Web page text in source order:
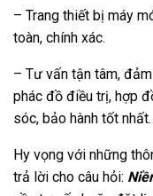
– Trang thiết bị máy
toàn, chính xác.
– Tư vấn tận tâm,
phác đồ điều trị, hợp
sóc, bảo hành tốt nhất.
Hy vọng với những
trả lời cho câu hỏi: